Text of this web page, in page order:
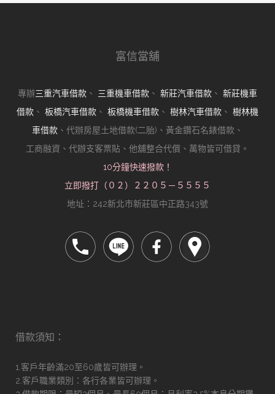
富信當舖
專辦三重汽車借款 、 三重機車借款 、 新莊汽車借款 、 新莊機車
借款 、 板橋汽車借款 、 板橋機車借款 、 樹林汽車借款 、 樹林機
車借款 、代辦房屋土地借款(二胎)、黃金鑽石名錶借款、
工商融資、代辦支客票貼、他舖整合代償、萬物皆可借貸。
10分鐘快速撥款！
立即撥打（０２）２２０５－５５５５
地址：242新北市新莊區中正路343號
借款須知：
1.客戶年齡滿20至60歲皆可辦理。
2.客戶職業類別：各行各業皆可辦理。